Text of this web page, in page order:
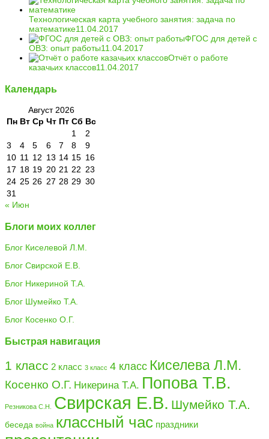
Технологическая карта учебного занятия: задача по
математике11.04.2017
ФГОС для детей с
ОВЗ: опыт работы11.04.2017
Отчёт о работе
казачьих классов11.04.2017
Календарь
Август 2026
Пн Вт Ср Чт Пт Сб Вс
1
2
3
4 5 6 7 8
9
10 11 12 13 14 15 16
17 18 19 20 21 22 23
24 25 26 27 28 29 30
31
« Июн
Блоги моих коллег
Блог Киселевой Л.М.
Блог Свирской Е.В.
Блог Никериной Т.А.
Блог Шумейко Т.А.
Блог Косенко О.Г.
Быстрая навигация
1 класс 2 класс 3 класс 4 класс Киселева Л.М.
Косенко О.Г. Никерина Т.А. Попова Т.В.
Резникова С.Н. Свирская Е.В. Шумейко Т.А.
беседа война классный час праздники